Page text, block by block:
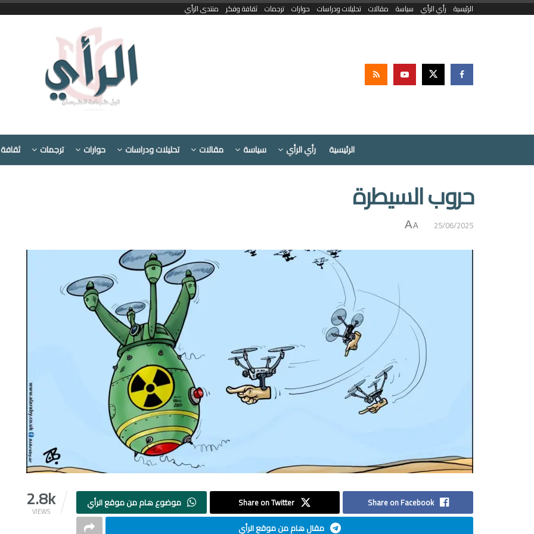
الرئيسية رأي الرأي سياسة مقالات تحليلات ودراسات حوارات ترجمات ثقافة وفكر منتدى الرأي
الرئيسية رأي الرأي سياسة مقالات تحليلات ودراسات حوارات ترجمات
حروب السيطرة
25/06/2025
A
A
2.8k
VIEWS
Share on Facebook
Share on Twitter
موضوع هام من موقع الرأي
مقال هام من موقع الرأي